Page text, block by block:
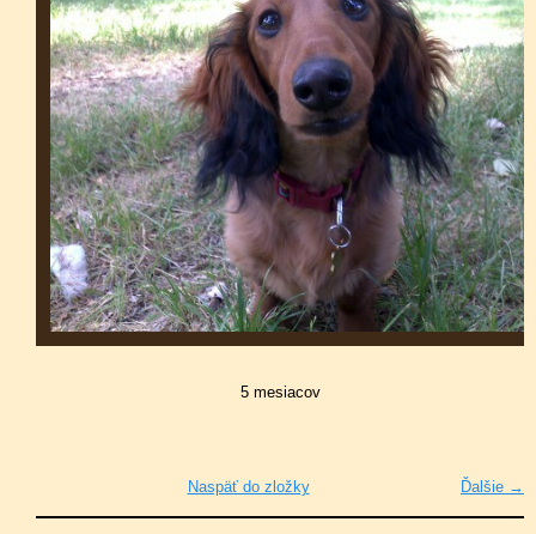
5 mesiacov
Ďalšie →
Naspäť do zložky